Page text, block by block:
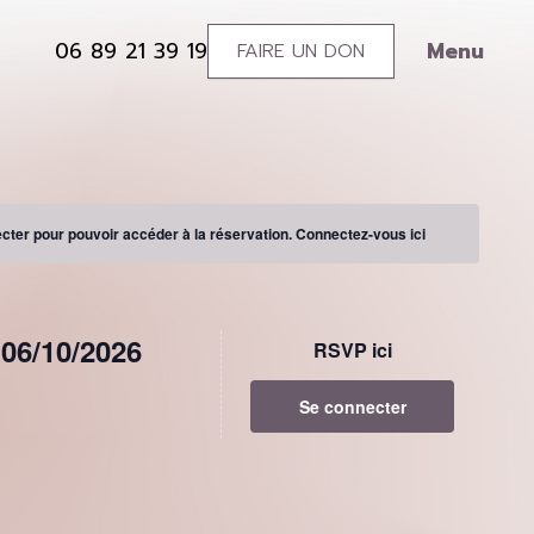
0689213919
06 89 21 39 19
Soutenez
FAIRE UN DON Menu
pour pouvoir accéder à la réservation.Connectez-vous ici
10/2026
RSVP ici
Se connecter